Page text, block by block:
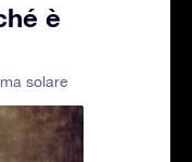
è
solare